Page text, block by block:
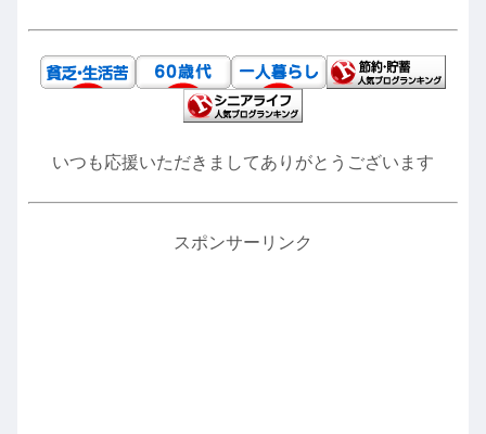
いつも応援いただきましてありがとうございます
スポンサーリンク